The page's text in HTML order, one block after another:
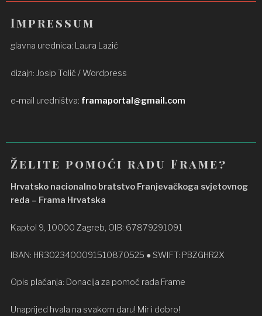
Impressum
glavna urednica: Laura Lazić
dizajn: Josip Tolić / Wordpress
e-mail uredništva: framaportal@gmail.com
Želite pomoći radu Frame?
Hrvatsko nacionalno bratstvo Franjevačkoga svjetovnog
reda – Frama Hrvatska
Kaptol 9, 10000 Zagreb, OIB: 67879291091
IBAN: HR3023400091510870525 ● SWIFT: PBZGHR2X
Opis plaćanja: Donacija za pomoć rada Frame
Unaprijed hvala na svakom daru! Mir i dobro!